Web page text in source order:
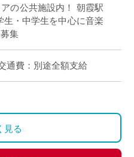
の公共施設内！ 朝霞駅
生・中学生を中心に音楽
集
費：別途全額支給
見る